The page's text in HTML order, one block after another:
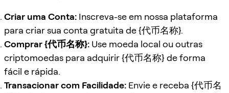
Criar uma Conta: Inscreva-se em nossa plataforma
para criar sua conta gratuita de{代币名称}.
Comprar{代币名称}: Use moeda local ou outras
criptomoedas para adquirir{代币名称} de forma
fácil e rápida.
Transacionar com Facilidade: Envie e receba {代币名